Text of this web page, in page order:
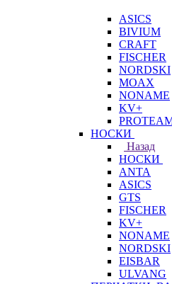
ASICS
BIVIUM
CRAFT
FISCHER
NORDSKI
MOAX
NONAME
KV+
НОСКИ
Назад
НОСКИ
ANTA
ASICS
GTS
FISCHER
KV+
NONAME
NORDSKI
EISBAR
ULVANG